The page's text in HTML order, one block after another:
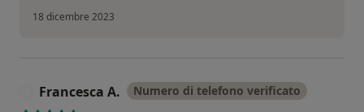
18 dicembre 2023
Francesca A. Numero di telefono verificato